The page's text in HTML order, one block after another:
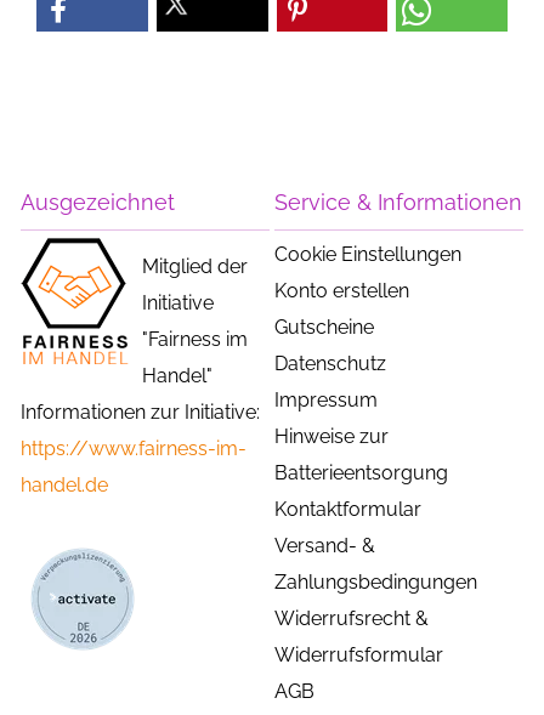
Ausgezeichnet
Mitglied der
Initiative
"Fairness im
Handel"
Informationen zur Initiative:
https://www.fairness-im-
handel.de
Service & Informationen
Cookie Einstellungen
Konto erstellen
Gutscheine
Datenschutz
Impressum
Hinweise zur
Batterieentsorgung
Kontaktformular
Versand- &
Zahlungsbedingungen
Widerrufsrecht &
Widerrufsformular
AGB